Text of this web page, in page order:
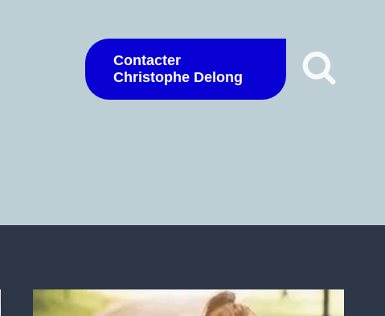
Contacter
Christophe Delong